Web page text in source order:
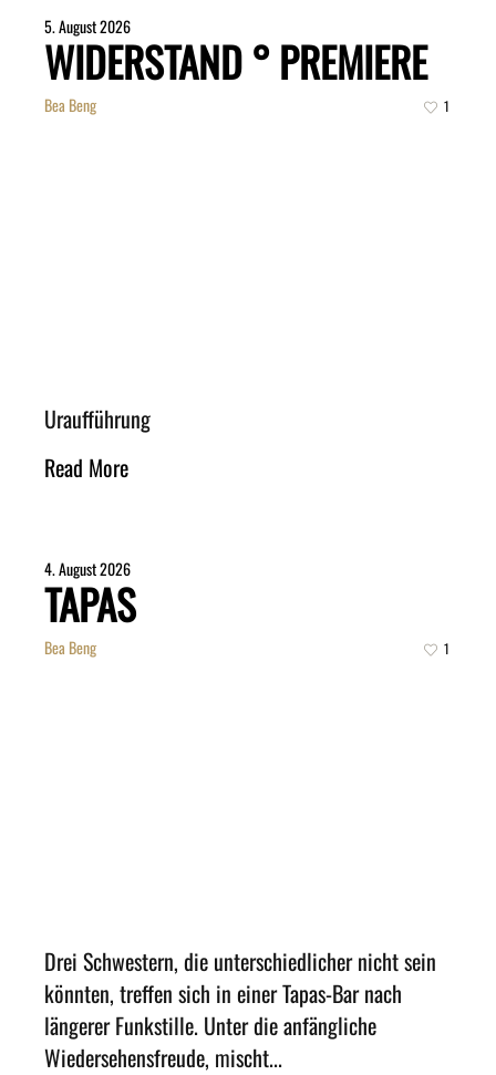
5. August 2026
WIDERSTAND ° PREMIERE
Bea Beng 1
Uraufführung
Read More
4. August 2026
TAPAS
Bea Beng 1
Drei Schwestern, die unterschiedlicher nicht sein
könnten, treffen sich in einer Tapas-Bar nach
längerer Funkstille. Unter die anfängliche
Wiedersehensfreude, mischt...